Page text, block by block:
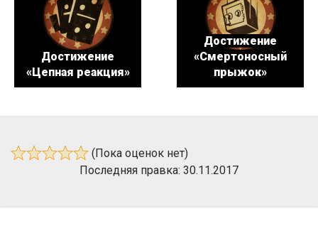
Достижение
«Цепная реакция»
Достижение
«Смертоносный
прыжок»
(Пока оценок нет)
Последняя правка: 30.11.2017